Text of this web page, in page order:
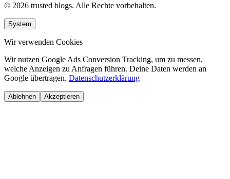
© 2026 trusted blogs. Alle Rechte vorbehalten.
System
Wir verwenden Cookies
Wir nutzen Google Ads Conversion Tracking, um zu messen,
welche Anzeigen zu Anfragen führen. Deine Daten werden an
Google übertragen. Datenschutzerklärung
Ablehnen Akzeptieren